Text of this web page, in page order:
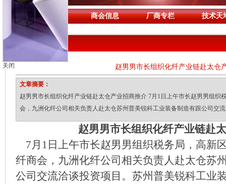
首页 商会信息 厂商专栏 技术天
商会动态
赵男男市长组织化纤产业链赴太仓
文章摘要：
赵男男市长组织化纤产业链赴太仓产业招商推介 7月1日上午市长赵男男组织
会，九洲化纤公司相关负责人赴太仓苏州普美锐科工业装备制造有跟公司交
赵男男市长组织化纤产业链赴
7月1日上午市长赵男男组织税务局，高新
纤商会，九洲化纤公司相关负责人赴太仓苏
公司交流洽谈投资项目。苏州普美锐科工业
关闭